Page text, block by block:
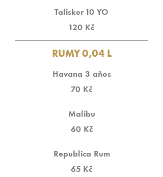
Talisker 10 YO
120 Kč
RUMY 0,04 L
Havana 3 años
70 Kč
Malibu
60 Kč
Republica Rum
65 Kč